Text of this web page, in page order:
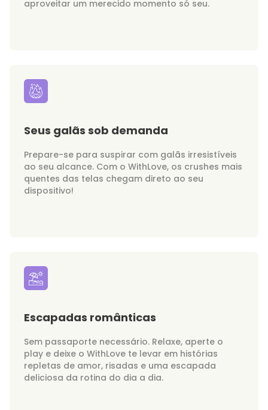
aproveitar um merecido momento só seu.
Seus galãs sob demanda
Prepare-se para suspirar com galãs irresistíveis
ao seu alcance. Com o WithLove, os crushes mais
quentes das telas chegam direto ao seu
dispositivo!
Escapadas românticas
Sem passaporte necessário. Relaxe, aperte o
play e deixe o WithLove te levar em histórias
repletas de amor, risadas e uma escapada
deliciosa da rotina do dia a dia.